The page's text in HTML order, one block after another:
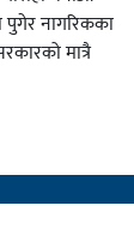
पुगेर नागरिकका
मात्रै